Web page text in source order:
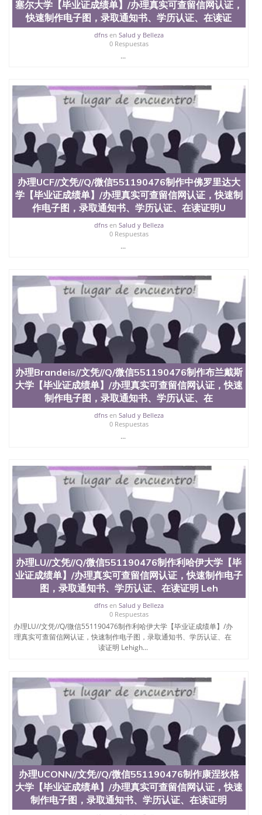
6、客户确认收到结果，付余款。 我们对海外大学及
学院的毕业证成绩单所使用的材料，尺寸大小，防伪
结构（包括：水印，阴影底纹，钢印LOGO烫金烫
银，LOGO烫金烫银复合重叠。 文字图案浮雕，激光
镭射，紫外荧光，温感，复印防伪）都有原版本文凭
各大院校的（毕业证，成绩单，资格证，学生卡，结
业证，录取通知书，在读证明等相关材料）的版本更
新信息， 能够在时间掌握的海外学历文凭的样版，尺
寸大小，纸张材质，防伪技术等等，并在时间收集到
原版实物，以求达到客户的需求。 我们的优势： 我
们在保证合理定价的同时，坚持较高性价比，通过品
质和效率不断优化，为您倾情诠释什么是高性价比。
咨询顾问：Sam q/微信:551190476 Q/微
信:551190476办理毕业证成绩单、教育部认证,录取通
知书，雅思，留学回国证明.
公司专业制作、办理、仿制、成绩单文凭、改成绩、
教育部学历学位认证、毕业证、成绩单、文凭、学历
文凭、假文凭假毕业证假学历书制作、假制作、办
位认证、留学生学历认证、留学生学位认证、英国文
凭学历、美国文凭学历、澳洲文凭学历、加拿大文凭
学历、新西兰学历认证等q:551190476 微信：
551190476 圣何塞州立大学毕业证（San Jose State
University）圣何塞州立大学毕业证（San Jose State
University）圣何塞州立大学毕业证（San Jose State
University）圣何塞州立大学成绩单（San Jose State
University）圣何塞州立大学成绩单（ San Jose State
University）圣何塞州立大学成绩单（San Jose State
University）成绩单圣何塞州立大学文凭（San Jose
State University）圣何塞州立大学（San Jose State
University）圣何塞州立大学（San Jose State
University）圣何塞州立大学（ San Jose State
University）圣何塞州立大学（San Jose State
University）圣何塞州立大学文凭（San Jose State
State University）圣何塞州立大学学历（ San Jose
State University）圣何塞州立大学学历（San Jose
State University）圣何塞州立大学学历（San Jose
State University）圣 塞州立大学学历（San Jose
State University）圣何塞州立大学（San Jose State
University）圣何塞州立大学（San Jose State
University）圣何塞州立大学（San Jose State
University）圣何塞州立大学（San Jose State
University）圣何塞州立大学学位证（San Jose State
University）圣何塞州立大学学位证（San Jose State
University）圣何塞州立大学学位证（San Jose State
University）圣何塞州立大学（San Jose State
University）圣何塞州立大学（San Jose State
University）圣何塞州立大学（San Jose State
University）圣何塞州立大学（San Jose State
University）圣何塞州立大学学位证（San Jose State
University）圣何塞州立大学学位证（San Jose State
University）圣何塞州立大学结业证（San Jose State
University）圣何塞州立大学结业证（San Jose State
University）圣何塞州立大学学位证（San Jose State
University）圣何塞州立大学学位证（San Jose State
University）圣何塞州立大学学历证书（San Jose
State University）圣何塞州立大学学历证书（San
Jose State University）圣何塞州立大学学历证书
（San Jose State University）澳洲读书未毕业找人做
文凭学位qq微信551190476澳洲读CQU中央昆士兰大
学学历 绩单购买学位证书/澳洲读本科硕士做文凭/购
买澳洲大学毕业证成绩单假文凭学历
offieUniversityofSouthernQueensland 澳洲读书未毕
业找人做文凭学位qq微信551190476澳洲读CQU中央
昆士兰大学学历成绩单购买学位证书/澳洲读本科硕
塞尔大学【毕业证成绩单】/办理真实可查留信网认证，
快速制作电子图，录取通知书、学历认证、在读证
dfnsen Salud y Belleza
0 Respuestas
...
办理UCF//文凭//Q/微信551190476制作中佛罗里达大
学【毕业证成绩单】/办理真实可查留信网认证，快速制
作电子图，录取通知书、学历认证、在读证明U
dfnsen Salud y Belleza
0 Respuestas
...
办理Brandeis//文凭//Q/微信551190476制作布兰戴斯
大学【毕业证成绩单】/办理真实可查留信网认证，快速
制作电子图，录取通知书、学历认证、在
dfnsen Salud y Belleza
0 Respuestas
...
办理LU//文凭//Q/微信551190476制作利哈伊大学【毕
业证成绩单】/办理真实可查留信网认证，快速制作电子
图，录取通知书、学历认证、在读证明 Leh
dfnsen Salud y Belleza
0 Respuestas
办理LU//文凭//Q/微信551190476制作利哈伊大学【毕业证成绩单】/办
理真实可查留信网认证，快速制作电子图，录取通知书、学历认证、在
读证明 Lehigh...
办理UCONN//文凭//Q/微信551190476制作康涅狄格
大学【毕业证成绩单】/办理真实可查留信网认证，快速
制作电子图，录取通知书、学历认证、在读证明